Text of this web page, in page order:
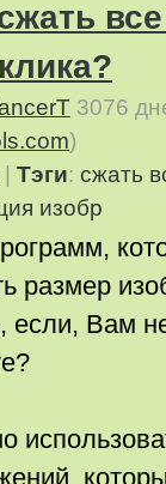
3076
)
Тэги: сжать
изобр
размер
если, Вам